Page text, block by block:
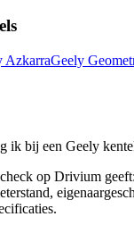
AzkarraGeely
ik bij een Geely
op Drivium